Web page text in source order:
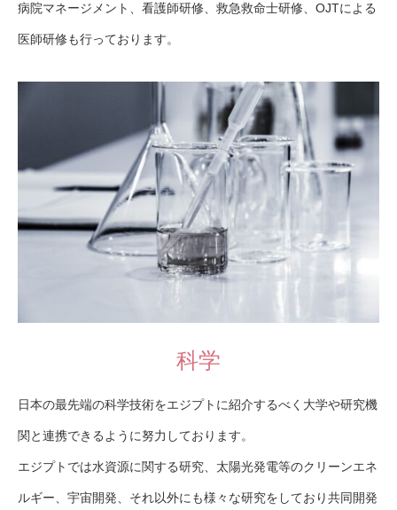
病院マネージメント、看護師研修、救急救命士研修、OJTによる
医師研修も行っております。
科学
日本の最先端の科学技術をエジプトに紹介するべく大学や研究機
関と連携できるように努力しております。
エジプトでは水資源に関する研究、太陽光発電等のクリーンエネ
ルギー、宇宙開発、それ以外にも様々な研究をしており共同開発